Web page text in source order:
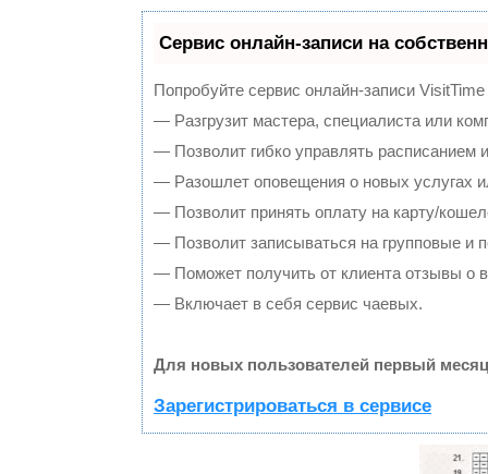
Сервис онлайн-записи на
Попробуйте сервис онлайн-записи
— Разгрузит мастера, специалиста или
— Позволит гибко управлять расписанием и
— Разошлет оповещения о новых услугах
— Позволит принять оплату на карту/
— Позволит записываться на групповые и
— Поможет получить от клиента отзывы о
— Включает в себя сервис чаевых.
Для новых пользователей первый
Зарегистрироваться в сервисе